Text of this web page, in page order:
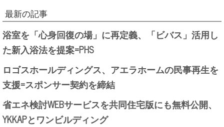
最新の記事
浴室を「心身回復の場」に再定義、「ビバス」活用し
た新入浴法を提案=PHS
ロゴスホールディングス、アエラホームの民事再生を
支援=スポンサー契約を締結
省エネ検討WEBサービスを共同住宅版にも無料公開、
YKKAPとワンビルディング